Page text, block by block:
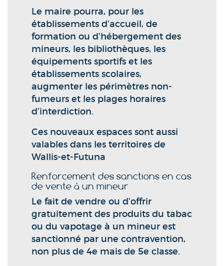
Le maire pourra, pour les
établissements d’accueil, de
formation ou d’hébergement des
mineurs, les bibliothèques, les
équipements sportifs et les
établissements scolaires,
augmenter les périmètres non-
fumeurs et les plages horaires
d’interdiction.
Ces nouveaux espaces sont aussi
valables dans les territoires de
Wallis-et-Futuna
Renforcement des sanctions en cas
de vente à un mineur
Le fait de vendre ou d’offrir
gratuitement des produits du tabac
ou du vapotage à un mineur est
sanctionné par une contravention,
non plus de 4e mais de 5e classe.